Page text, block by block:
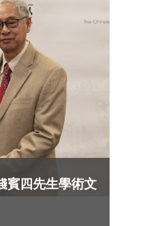
賓四先生學術文